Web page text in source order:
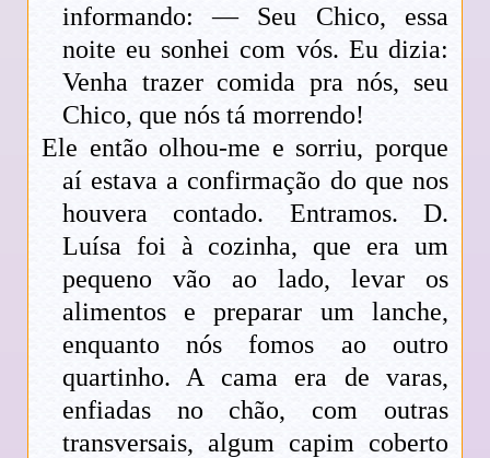
informando: — Seu Chico, essa
noite eu sonhei com vós. Eu dizia:
Venha trazer comida pra nós, seu
Chico, que nós tá morrendo!
Ele então olhou-me e sorriu, porque
aí estava a confirmação do que nos
houvera contado. Entramos. D.
Luísa foi à cozinha, que era um
pequeno vão ao lado, levar os
alimentos e preparar um lanche,
enquanto nós fomos ao outro
quartinho. A cama era de varas,
enfiadas no chão, com outras
transversais, algum capim coberto